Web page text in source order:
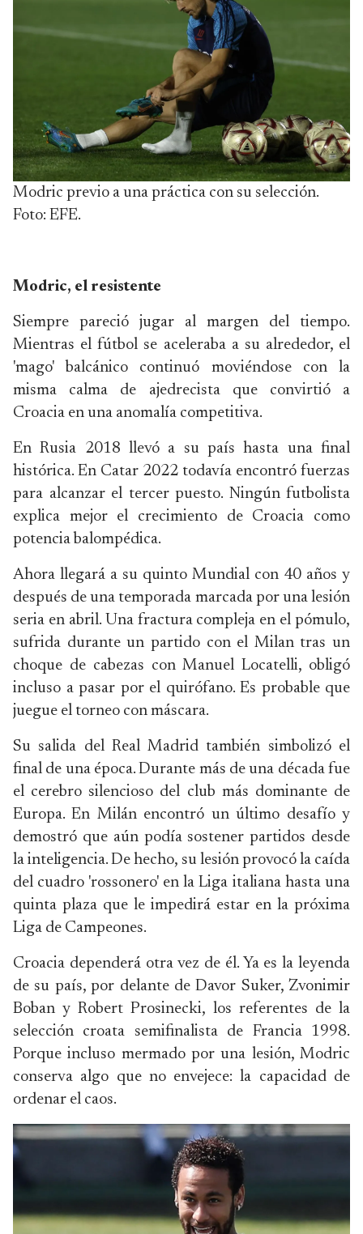
Modric previo a una práctica con su selección.
Foto: EFE.
Modric, el resistente
Siempre pareció jugar al margen del tiempo.
Mientras el fútbol se aceleraba a su alrededor, el
'mago' balcánico continuó moviéndose con la
misma calma de ajedrecista que convirtió a
Croacia en una anomalía competitiva.
En Rusia 2018 llevó a su país hasta una final
histórica. En Catar 2022 todavía encontró fuerzas
para alcanzar el tercer puesto. Ningún futbolista
explica mejor el crecimiento de Croacia como
potencia balompédica.
Ahora llegará a su quinto Mundial con 40 años y
después de una temporada marcada por una lesión
seria en abril. Una fractura compleja en el pómulo,
sufrida durante un partido con el Milan tras un
choque de cabezas con Manuel Locatelli, obligó
incluso a pasar por el quirófano. Es probable que
juegue el torneo con máscara.
Su salida del Real Madrid también simbolizó el
final de una época. Durante más de una década fue
el cerebro silencioso del club más dominante de
Europa. En Milán encontró un último desafío y
demostró que aún podía sostener partidos desde
la inteligencia. De hecho, su lesión provocó la caída
del cuadro 'rossonero' en la Liga italiana hasta una
quinta plaza que le impedirá estar en la próxima
Liga de Campeones.
Croacia dependerá otra vez de él. Ya es la leyenda
de su país, por delante de Davor Suker, Zvonimir
Boban y Robert Prosinecki, los referentes de la
selección croata semifinalista de Francia 1998.
Porque incluso mermado por una lesión, Modric
conserva algo que no envejece: la capacidad de
ordenar el caos.